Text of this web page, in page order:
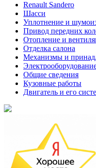
Renault Sandero
Шасси
Уплотнение и
Привод передних
Отопление и
Отделка салона
Механизмы и
Общие сведения
Кузовные работы
Двигатель и его